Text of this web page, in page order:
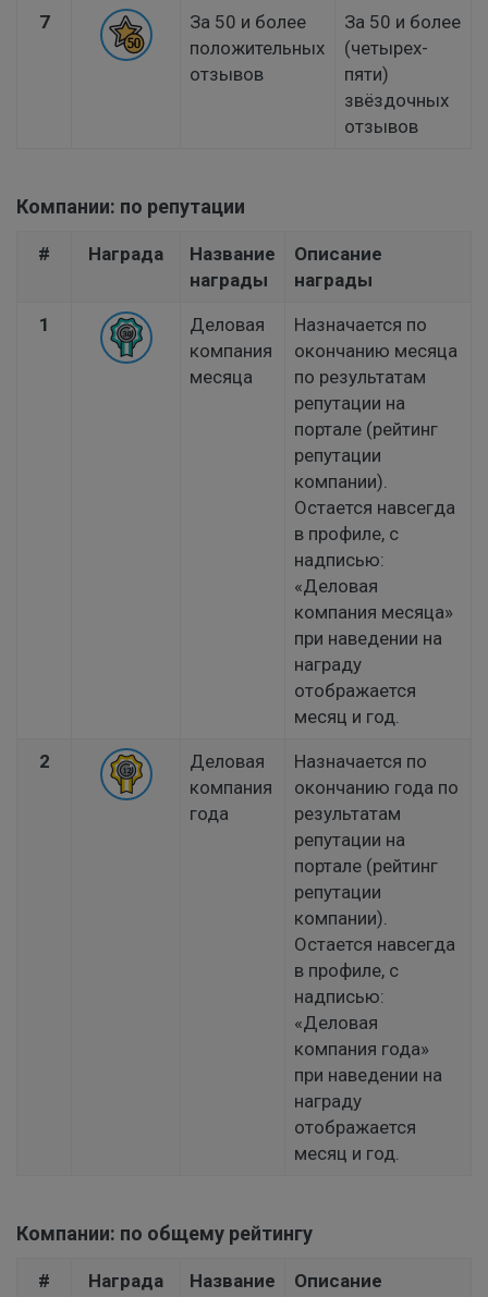
7
За 50 и более
положительных
отзывов
За 50 и более
(четырех-
пяти)
звёздочных
отзывов
Компании: по репутации
# Награда
Название
награды
Описание
награды
1
Деловая
компания
месяца
Назначается по
окончанию месяца
по результатам
репутации на
портале (рейтинг
репутации
компании).
Остается навсегда
в профиле, с
надписью:
«Деловая
компания месяца»
при наведении на
награду
отображается
месяц и год.
2
Деловая
компания
года
Назначается по
окончанию года по
результатам
репутации на
портале (рейтинг
репутации
компании).
Остается навсегда
в профиле, с
надписью:
«Деловая
компания года»
при наведении на
награду
отображается
месяц и год.
Компании: по общему рейтингу
# Награда
Название
Описание